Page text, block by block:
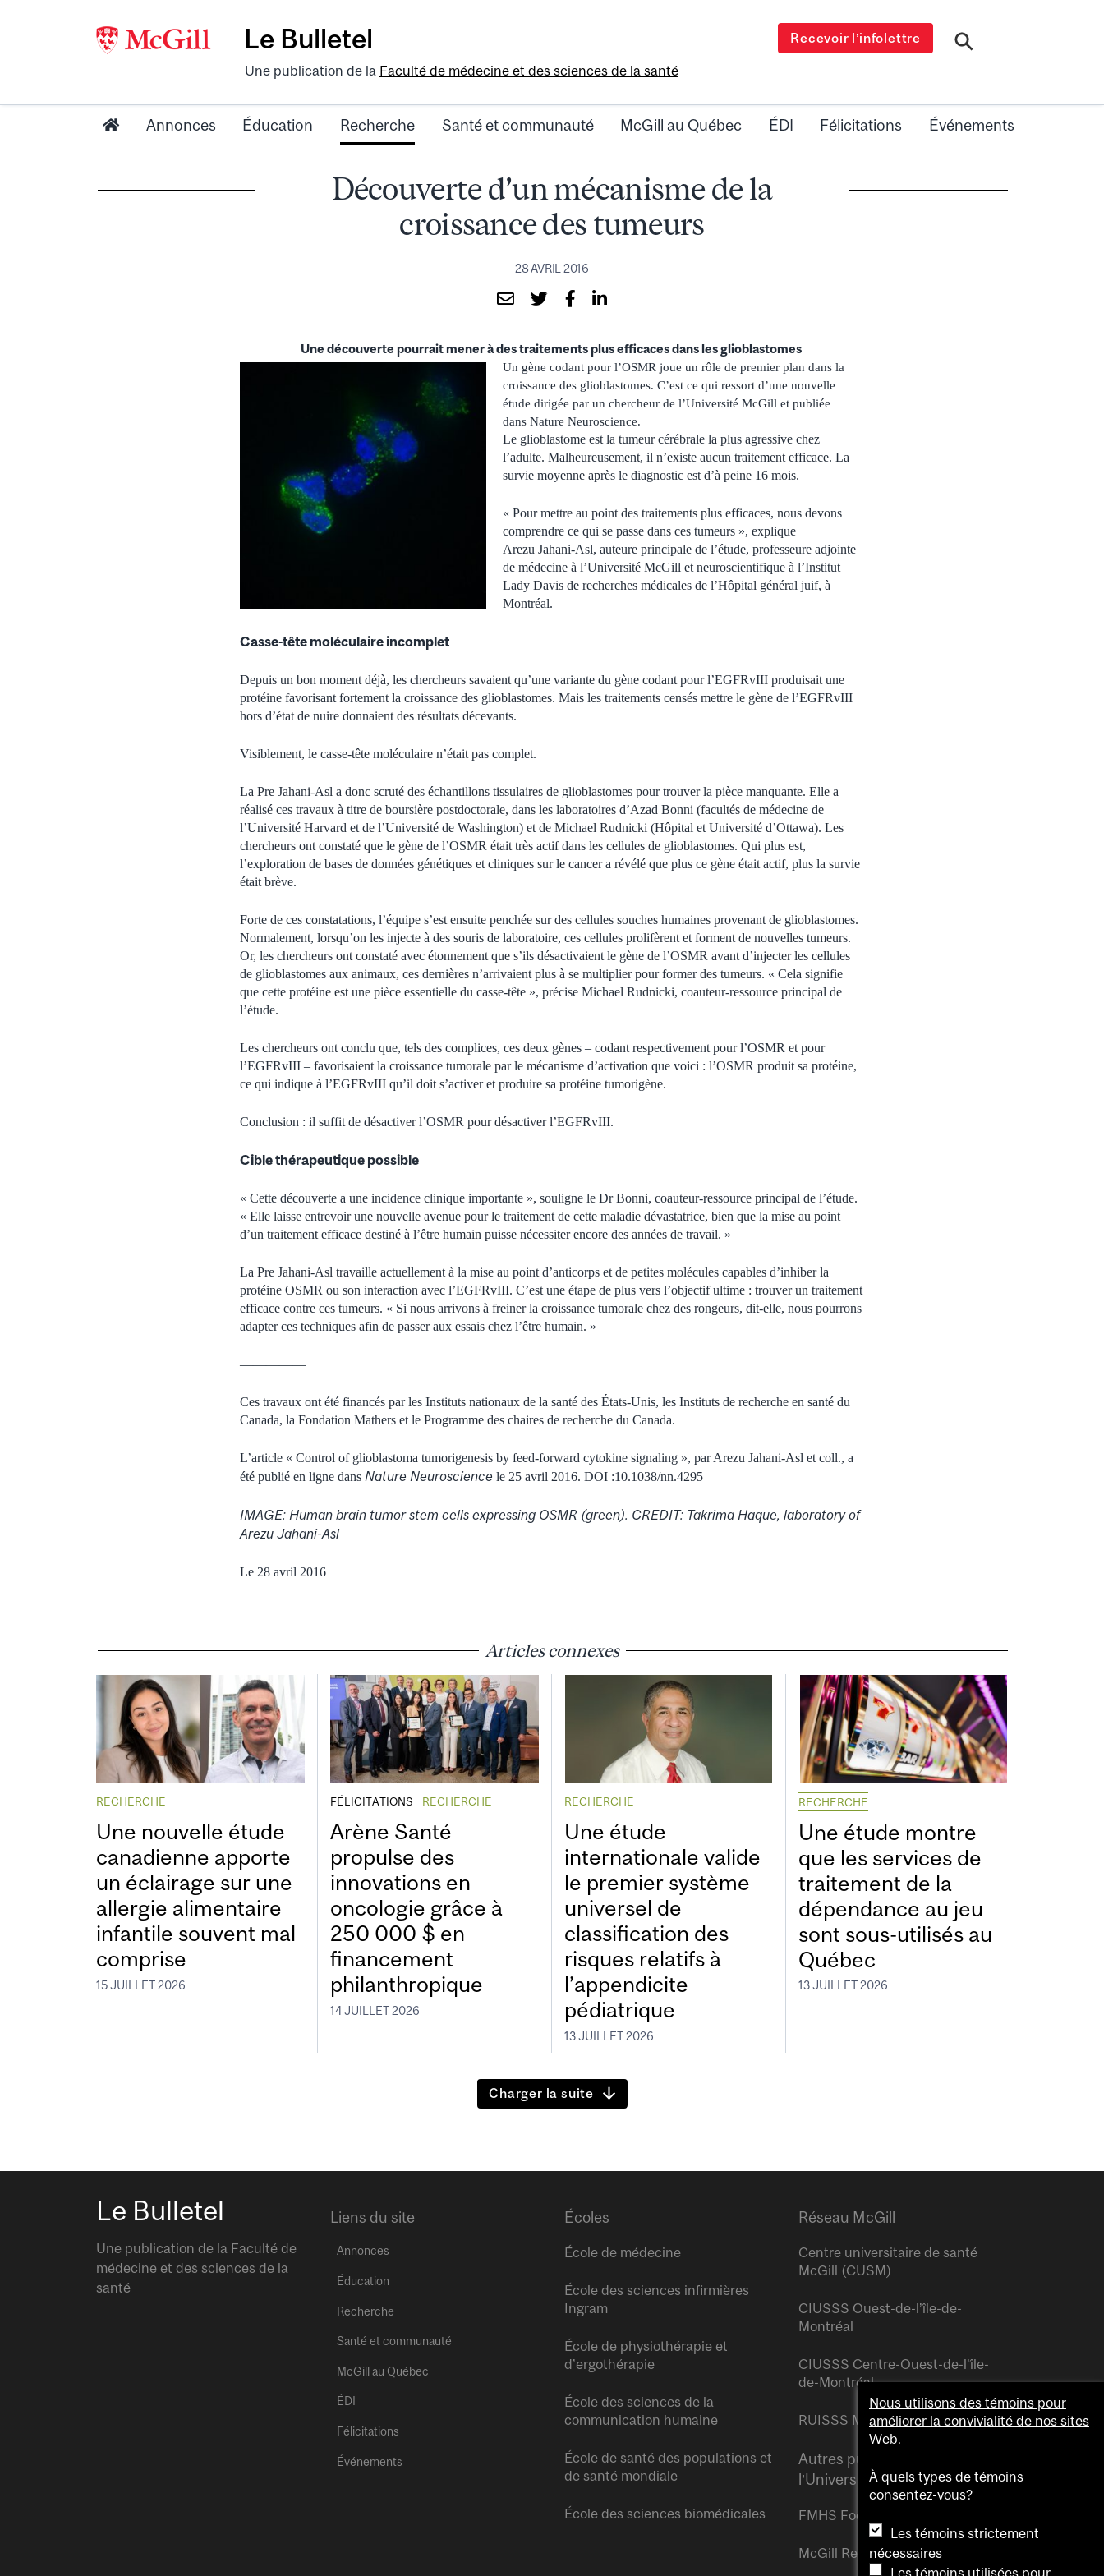
Le Bulletel
Une publication de la Faculté de médecine et des sciences de la santé
Recevoir l’infolettre
Annonces Éducation Recherche Santé et communauté McGill au Québec ÉDI Félicitations Événements
Découverte d’un mécanisme de la
croissance des tumeurs
28 AVRIL 2016
Une découverte pourrait mener à des traitements plus efficaces dans les glioblastomes
Un gène codant pour l’OSMR joue un rôle de premier plan dans la
croissance des glioblastomes. C’est ce qui ressort d’une nouvelle
étude dirigée par un chercheur de l’Université McGill et publiée
dans Nature Neuroscience.
Le glioblastome est la tumeur cérébrale la plus agressive chez
l’adulte. Malheureusement, il n’existe aucun traitement efficace. La
survie moyenne après le diagnostic est d’à peine 16 mois.
« Pour mettre au point des traitements plus efficaces, nous devons
comprendre ce qui se passe dans ces tumeurs », explique
Arezu Jahani‑Asl, auteure principale de l’étude, professeure adjointe
de médecine à l’Université McGill et neuroscientifique à l’Institut
Lady Davis de recherches médicales de l’Hôpital général juif, à
Montréal.
Casse-tête moléculaire incomplet
Depuis un bon moment déjà, les chercheurs savaient qu’une variante du gène codant pour l’EGFRvIII produisait une
protéine favorisant fortement la croissance des glioblastomes. Mais les traitements censés mettre le gène de l’EGFRvIII
hors d’état de nuire donnaient des résultats décevants.
Visiblement, le casse-tête moléculaire n’était pas complet.
La Pre Jahani‑Asl a donc scruté des échantillons tissulaires de glioblastomes pour trouver la pièce manquante. Elle a
réalisé ces travaux à titre de boursière postdoctorale, dans les laboratoires d’Azad Bonni (facultés de médecine de
l’Université Harvard et de l’Université de Washington) et de Michael Rudnicki (Hôpital et Université d’Ottawa). Les
chercheurs ont constaté que le gène de l’OSMR était très actif dans les cellules de glioblastomes. Qui plus est,
l’exploration de bases de données génétiques et cliniques sur le cancer a révélé que plus ce gène était actif, plus la survie
était brève.
Forte de ces constatations, l’équipe s’est ensuite penchée sur des cellules souches humaines provenant de glioblastomes.
Normalement, lorsqu’on les injecte à des souris de laboratoire, ces cellules prolifèrent et forment de nouvelles tumeurs.
Or, les chercheurs ont constaté avec étonnement que s’ils désactivaient le gène de l’OSMR avant d’injecter les cellules
de glioblastomes aux animaux, ces dernières n’arrivaient plus à se multiplier pour former des tumeurs. « Cela signifie
que cette protéine est une pièce essentielle du casse-tête », précise Michael Rudnicki, coauteur-ressource principal de
l’étude.
Les chercheurs ont conclu que, tels des complices, ces deux gènes – codant respectivement pour l’OSMR et pour
l’EGFRvIII – favorisaient la croissance tumorale par le mécanisme d’activation que voici : l’OSMR produit sa protéine,
ce qui indique à l’EGFRvIII qu’il doit s’activer et produire sa protéine tumorigène.
Conclusion : il suffit de désactiver l’OSMR pour désactiver l’EGFRvIII.
Cible thérapeutique possible
« Cette découverte a une incidence clinique importante », souligne le Dr Bonni, coauteur-ressource principal de l’étude.
« Elle laisse entrevoir une nouvelle avenue pour le traitement de cette maladie dévastatrice, bien que la mise au point
d’un traitement efficace destiné à l’être humain puisse nécessiter encore des années de travail. »
La Pre Jahani‑Asl travaille actuellement à la mise au point d’anticorps et de petites molécules capables d’inhiber la
protéine OSMR ou son interaction avec l’EGFRvIII. C’est une étape de plus vers l’objectif ultime : trouver un traitement
efficace contre ces tumeurs. « Si nous arrivons à freiner la croissance tumorale chez des rongeurs, dit-elle, nous pourrons
adapter ces techniques afin de passer aux essais chez l’être humain. »
—————
Ces travaux ont été financés par les Instituts nationaux de la santé des États-Unis, les Instituts de recherche en santé du
Canada, la Fondation Mathers et le Programme des chaires de recherche du Canada.
L’article « Control of glioblastoma tumorigenesis by feed-forward cytokine signaling », par Arezu Jahani‑Asl et coll., a
été publié en ligne dans Nature Neuroscience le 25 avril 2016. DOI :10.1038/nn.4295
IMAGE: Human brain tumor stem cells expressing OSMR (green). CREDIT: Takrima Haque, laboratory of
Arezu Jahani-Asl
Le 28 avril 2016
Articles connexes
RECHERCHE
Une nouvelle étude
canadienne apporte
un éclairage sur une
allergie alimentaire
infantile souvent mal
comprise
15 JUILLET 2026
FÉLICITATIONS RECHERCHE
Arène Santé
propulse des
innovations en
oncologie grâce à
250 000 $ en
financement
philanthropique
14 JUILLET 2026
RECHERCHE
Une étude
internationale valide
le premier système
universel de
classification des
risques relatifs à
l’appendicite
pédiatrique
13 JUILLET 2026
RECHERCHE
Une étude montre
que les services de
traitement de la
dépendance au jeu
sont sous-utilisés au
Québec
13 JUILLET 2026
Charger la suite
Le Bulletel
Une publication de la Faculté de
médecine et des sciences de la
santé
Liens du site
Annonces
Éducation
Recherche
Santé et communauté
McGill au Québec
ÉDI
Félicitations
Événements
Écoles
École de médecine
École des sciences infirmières
Ingram
École de physiothérapie et
d’ergothérapie
École des sciences de la
communication humaine
École de santé des populations et
de santé mondiale
École des sciences biomédicales
Réseau McGill
Centre universitaire de santé
McGill (CUSM)
CIUSSS Ouest-de-l’île-de-
Montréal
CIUSSS Centre-Ouest-de-l’île-
de-Montréal
RUISSS McGill
Autres publications de
l’Université McGill
FMHS Focus
McGill Reporter
Nous utilisons des témoins pour
améliorer la convivialité de nos sites
Web.
À quels types de témoins
consentez-vous?
Les témoins strictement
nécessaires
Les témoins utilisées pour